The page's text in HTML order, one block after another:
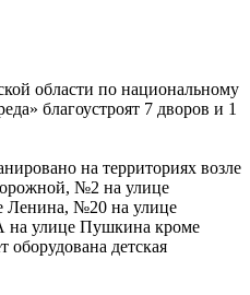
области по национальному
благоустроят 7 дворов и 1
на территориях возле
№2 на улице
Ленина, №20 на улице
улице Пушкина кроме
оборудована детская